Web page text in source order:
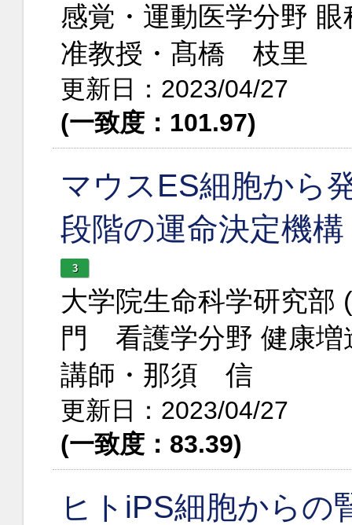
感覚・運動医学分野 眼
准教授・髙橋 枝里
更新日：2023/04/27
(一致度：101.97)
マウスES細胞から
段階の運命決定機構
3
大学院生命科学研究部
門 看護学分野 健康増
講師・那須 信
更新日：2023/04/27
(一致度：83.39)
ヒトiPS細胞からの